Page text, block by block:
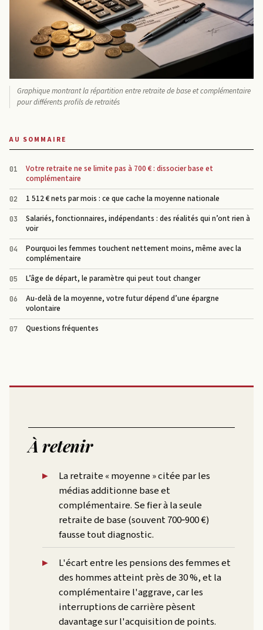
Graphique montrant la répartition entre retraite de base et complémentaire
pour différents profils de retraités
AU SOMMAIRE
Votre retraite ne se limite pas à 700 € : dissocier base et
complémentaire
1 512 € nets par mois : ce que cache la moyenne nationale
Salariés, fonctionnaires, indépendants : des réalités qui n’ont rien à
voir
Pourquoi les femmes touchent nettement moins, même avec la
complémentaire
L’âge de départ, le paramètre qui peut tout changer
Au-delà de la moyenne, votre futur dépend d’une épargne
volontaire
Questions fréquentes
À retenir
La retraite « moyenne » citée par les
médias additionne base et
complémentaire. Se fier à la seule
retraite de base (souvent 700‑900 €)
fausse tout diagnostic.
L'écart entre les pensions des femmes et
des hommes atteint près de 30 %, et la
complémentaire l'aggrave, car les
interruptions de carrière pèsent
davantage sur l'acquisition de points.